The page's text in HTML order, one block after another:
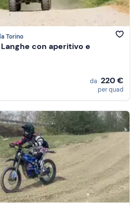
Torino
con aperitivo e
da 220 €
per quad